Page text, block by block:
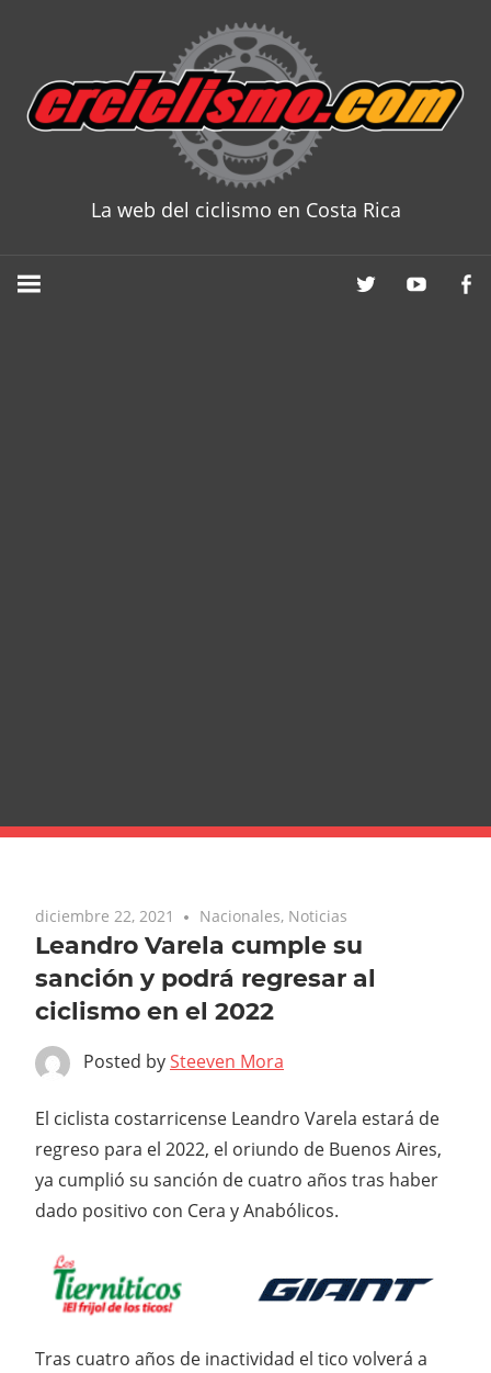
content
La web del ciclismo en Costa Rica
diciembre 22, 2021 Nacionales, Noticias
Leandro Varela cumple su
sanción y podrá regresar al
ciclismo en el 2022
Posted bySteeven Mora
El ciclista costarricense Leandro Varela estará de
regreso para el 2022, el oriundo de Buenos Aires,
ya cumplió su sanción de cuatro años tras haber
dado positivo con Cera y Anabólicos.
Tras cuatro años de inactividad el tico volverá a